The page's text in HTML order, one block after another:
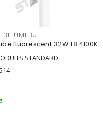
fluorescent 32W T8 4100K
STANDARD